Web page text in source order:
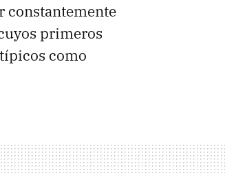
constantemente
primeros
como